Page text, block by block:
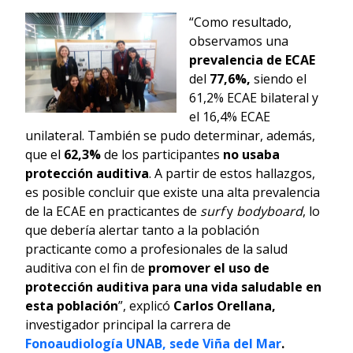
“Como resultado,
observamos una
prevalencia de ECAE
del 77,6%, siendo el
61,2% ECAE bilateral y
el 16,4% ECAE
unilateral. También se pudo determinar, además,
que el 62,3%de los participantes no usaba
protección auditiva. A partir de estos hallazgos,
es posible concluir que existe una alta prevalencia
de la ECAE en practicantes de surfy bodyboard, lo
que debería alertar tanto a la población
practicante como a profesionales de la salud
auditiva con el fin de promover el uso de
protección auditiva para una vida saludable en
esta población”, explicó Carlos Orellana,
investigador principal la carrera de
Fonoaudiología UNAB, sede Viña del Mar.